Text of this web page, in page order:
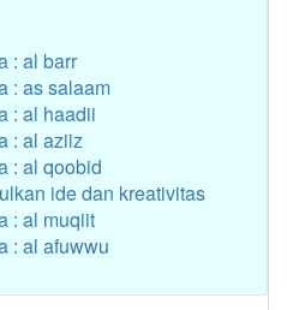
: al barr
: as salaam
: al haadii
: al aziiz
: al qoobid
ide dan kreativitas
: al muqiit
: al afuwwu